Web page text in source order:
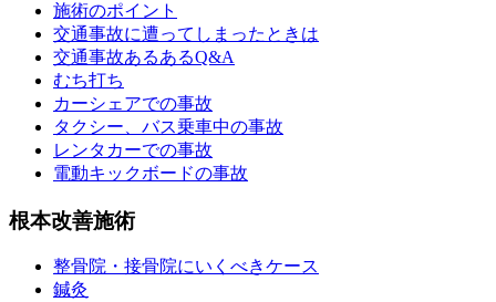
施術のポイント
交通事故に遭ってしまったときは
交通事故あるあるQ&A
むち打ち
カーシェアでの事故
タクシー、バス乗車中の事故
レンタカーでの事故
電動キックボードの事故
根本改善施術
整骨院・接骨院にいくべきケース
鍼灸